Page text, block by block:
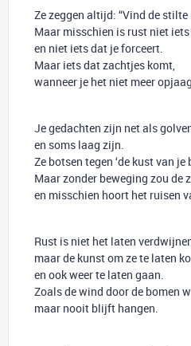
Ze zeggen altijd: “Vind de stilte
Maar misschien is rust niet
en niet iets dat je forceert.
Maar iets dat zachtjes komt,
wanneer je het niet meer
Je gedachten zijn net als
en soms laag zijn.
Ze botsen tegen ‘de kust van je
Maar zonder beweging zou de
en misschien hoort het ruisen
Rust is niet het laten
maar de kunst om ze te laten
en ook weer te laten gaan.
Zoals de wind door de bomen
maar nooit blijft hangen.